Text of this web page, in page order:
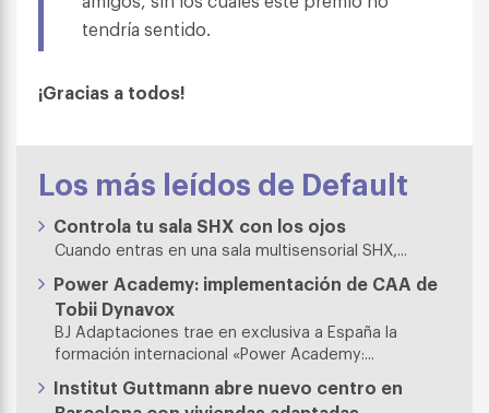
tendría sentido.
¡Gracias a todos!
Los más leídos de Default
Controla tu sala SHX con los ojos
Cuando entras en una sala multisensorial SHX,...
Power Academy: implementación de CAA de
Tobii Dynavox
BJ Adaptaciones trae en exclusiva a España la
formación internacional «Power Academy:...
Institut Guttmann abre nuevo centro en